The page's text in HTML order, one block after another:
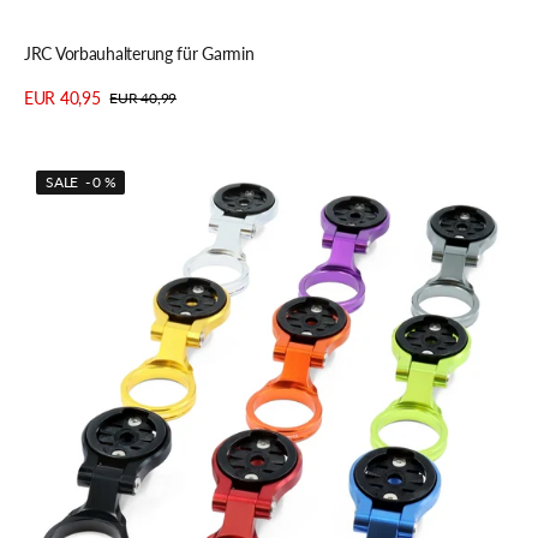
JRC Vorbauhalterung für Garmin
Verkaufspreis
EUR 40,95
Regulärer
EUR 40,99
JRC
RIDGE
Steuersatzhalterung
SALE - 0 %